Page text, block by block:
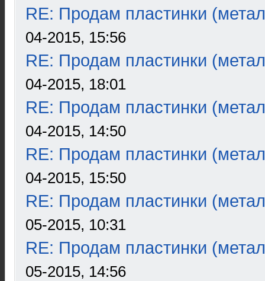
RE: Продам пластинки
04-2015, 15:56
RE: Продам пластинки
04-2015, 18:01
RE: Продам пластинки
04-2015, 14:50
RE: Продам пластинки
04-2015, 15:50
RE: Продам пластинки
05-2015, 10:31
RE: Продам пластинки
05-2015, 14:56